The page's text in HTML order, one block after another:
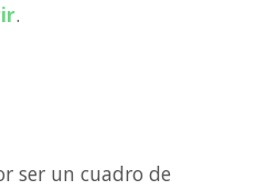
.
ser un cuadro de